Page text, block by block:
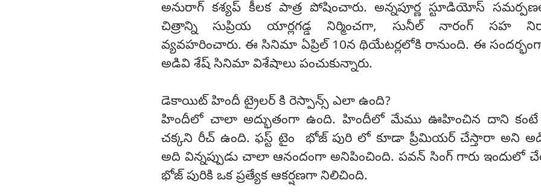
అనురాగ్ కశ్యప్ కీలక పాత్ర పోషించారు. అన్నపూర్ణ స్టూడియోస్
చిత్రాన్ని సుప్రియ యార్లగడ్డ నిర్మించగా, సునీల్ నారంగ్ సహ
వ్యవహరించారు. ఈ సినిమా ఏప్రిల్ 10న థియేటర్లలోకి రానుంది. ఈ
అడివి శేష్ సినిమా విశేషాలు పంచుకున్నారు.
డెకాయిట్ హిందీ ట్రైలర్ కి రెస్పాన్స్ ఎలా ఉంది?
హిందీలో చాలా అద్భుతంగా ఉంది. హిందీలో మేము ఊహించిన దాని
చక్కని రీచ్ ఉంది. ఫస్ట్ టైం భోజ్ పురి లో కూడా ప్రీమియర్ చేస్తారా అని
అది విన్నప్పుడు చాలా ఆనందంగా అనిపించింది. పవన్ సింగ్ గారు ఇందులో
భోజ్ పురికి ఒక ప్రత్యేక ఆకర్షణగా నిలిచింది.